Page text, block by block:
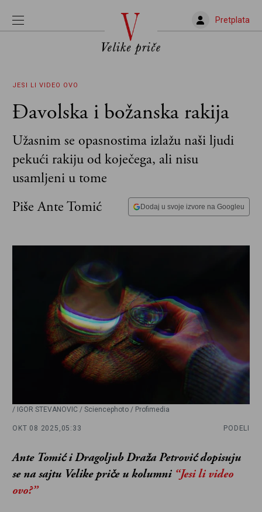
Pretplata
JESI LI VIDEO OVO
Đavolska i božanska rakija
Užasnim se opasnostima izlažu naši ljudi
pekući rakiju od koječega, ali nisu
usamljeni u tome
Piše Ante Tomić
Dodaj u svoje izvore na Googleu
/ IGOR STEVANOVIC / Sciencephoto / Profimedia
OKT 08 2025, 05:33 PODELI
Ante Tomić i Dragoljub Draža Petrović dopisuju
se na sajtu Velike priče u kolumni “Jesi li video
ovo?”